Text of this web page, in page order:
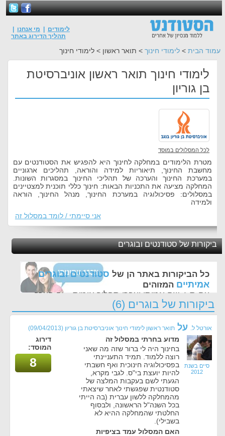
לימודים מי אנחנו
תהליך הדירוג באתר
עמוד הבית > לימודי חינוך > תואר ראשון > לימודי חינוך
לימודי חינוך תואר ראשון אוניברסיטת
בן גוריון
לכל המסלולים במוסד
מטרת הלימודים במחלקה לחינוך היא להפגיש את הסטודנטים עם
מחשבת החינוך, תיאוריות למידה והוראה, תהליכים ארגוניים
במערכת החינוך והערכה של תהליכי החינוך במסגרות השונות.
המחלקה מציעה את התכניות הבאות: חינוך כללי תוכנית למצטיינים
במסלולים: פסיכולוגיה במערכת החינוך, מנהל החינוך, הוראה
ולמידה
אני סיימתי / לומד במסלול זה
ביקורות של סטודנטים ובוגרים
כל הביקורות באתר הן של סטודנטים ובוגרים
אמיתיים המזוהים
עם ת.ז, שם אמיתי ועברו תהליך אימות - זה הערך
החשוב לנו ביותר באתר
ביקורות של בוגרים (6)
אורטל ל. על תואר ראשון לימודי חינוך אוניברסיטת בן גוריון (09/04/2013)
סיים בשנת
2012
מדוע בחרתי במסלול זה
בחינוך היה לי ברור שזה מה שאני
רוצה ללמוד. תמיד התעניינתי
בפסיכולוגיה חינוכית ואף חשבתי
להיות יועצת בי"ס. לגבי מקרא,
הגעתי לשם בעקבות המלצה של
סטודנטית שפגשתי לאחר שיצאתי
מהמחלקה ללשון עברית (בה הייתי
בכל השנה"ל הראשונה, ולבסוף
החלטתי שהמחלקה ההיא לא
בשבילי).
האם המסלול עמד בציפיות
דירוג
המוסד:
8